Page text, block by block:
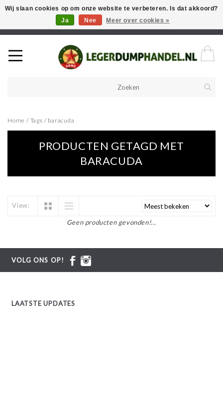
Welkom in onze webshop! Als u een product zoekt en deze niet kan
vinden in de webwinkel, neem vooral contact op!
Home / Tags / baracuda
PRODUCTEN GETAGD MET
BARACUDA
View:
Geen producten gevonden!...
VOLG ONS OP!
LAATSTE UPDATES
Wij slaan cookies op om onze website te verbeteren. Is dat akkoord?
Ja
Nee Meer over cookies »